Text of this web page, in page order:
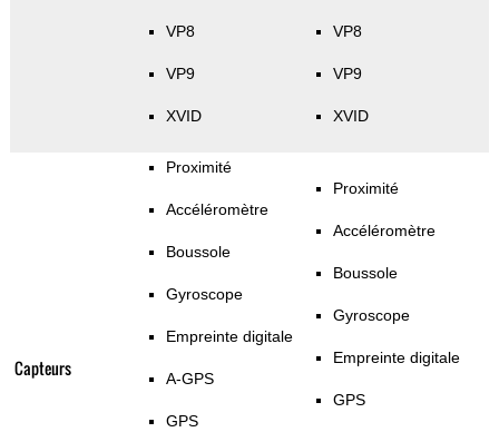
VP8
VP9
XVID
VP8
VP9
XVID
Capteurs
Proximité
Accéléromètre
Boussole
Gyroscope
Empreinte digitale
A-GPS
GPS
Proximité
Accéléromètre
Boussole
Gyroscope
Empreinte digitale
GPS